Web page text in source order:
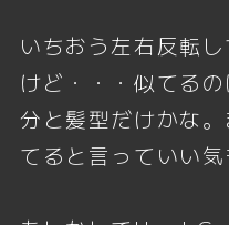
いちおう左右反転
けど・・・似てる
分と髪型だけかな
てると言っていい気